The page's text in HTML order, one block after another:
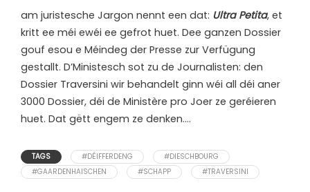
am juristesche Jargon nennt een dat: Ultra Petita, et
kritt ee méi ewéi ee gefrot huet. Dee ganzen Dossier
gouf esou e Méindeg der Presse zur Verfügung
gestallt. D’Ministesch sot zu de Journalisten: den
Dossier Traversini wir behandelt ginn wéi all déi aner
3000 Dossier, déi de Ministère pro Joer ze geréieren
huet. Dat gëtt engem ze denken….
TAGS #DÉIFFERDENG
#DIESCHBOURG
#GAARDENHAISCHEN
#SCHAPP #TRAVERSINI